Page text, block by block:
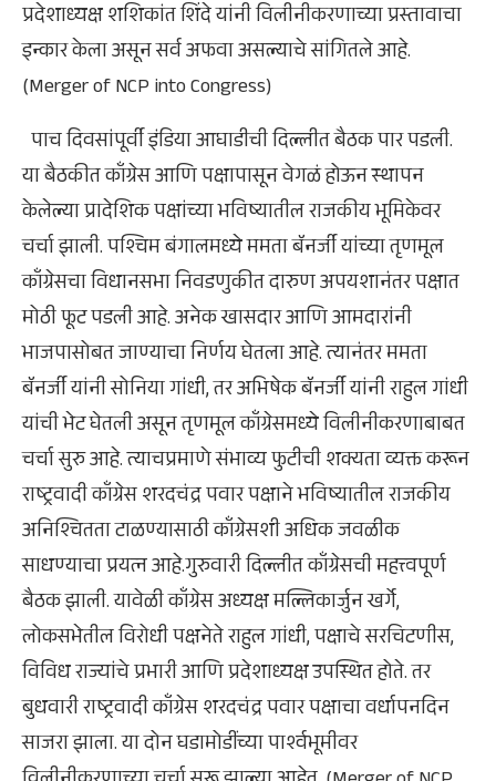
प्रदेशाध्यक्ष शशिकांत शिंदे यांनी विलीनीकरणाच्या प्रस्तावाचा
इन्कार केला असून सर्व अफवा असल्याचे सांगितले आहे.
(Merger of NCP into Congress)
पाच दिवसांपूर्वी इंडिया आघाडीची दिल्लीत बैठक पार पडली.
या बैठकीत काँग्रेस आणि पक्षापासून वेगळं होऊन स्थापन
केलेल्या प्रादेशिक पक्षांच्या भविष्यातील राजकीय भूमिकेवर
चर्चा झाली. पश्चिम बंगालमध्ये ममता बॅनर्जी यांच्या तृणमूल
काँग्रेसचा विधानसभा निवडणुकीत दारुण अपयशानंतर पक्षात
मोठी फूट पडली आहे. अनेक खासदार आणि आमदारांनी
भाजपासोबत जाण्याचा निर्णय घेतला आहे. त्यानंतर ममता
बॅनर्जी यांनी सोनिया गांधी, तर अभिषेक बॅनर्जी यांनी राहुल गांधी
यांची भेट घेतली असून तृणमूल काँग्रेसमध्ये विलीनीकरणाबाबत
चर्चा सुरु आहे. त्याचप्रमाणे संभाव्य फुटीची शक्यता व्यक्त करून
राष्ट्रवादी काँग्रेस शरदचंद्र पवार पक्षाने भविष्यातील राजकीय
अनिश्चितता टाळण्यासाठी काँग्रेसशी अधिक जवळीक
साधण्याचा प्रयत्न आहे.गुरुवारी दिल्लीत काँग्रेसची महत्त्वपूर्ण
बैठक झाली. यावेळी काँग्रेस अध्यक्ष मल्लिकार्जुन खर्गे,
लोकसभेतील विरोधी पक्षनेते राहुल गांधी, पक्षाचे सरचिटणीस,
विविध राज्यांचे प्रभारी आणि प्रदेशाध्यक्ष उपस्थित होते. तर
बुधवारी राष्ट्रवादी काँग्रेस शरदचंद्र पवार पक्षाचा वर्धापनदिन
साजरा झाला. या दोन घडामोडींच्या पार्श्वभूमीवर